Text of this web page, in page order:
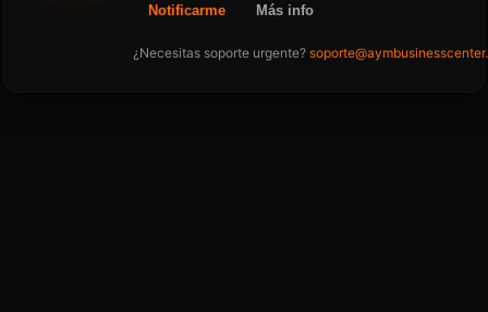
Notificarme Más info
¿Necesitas soporte urgente?